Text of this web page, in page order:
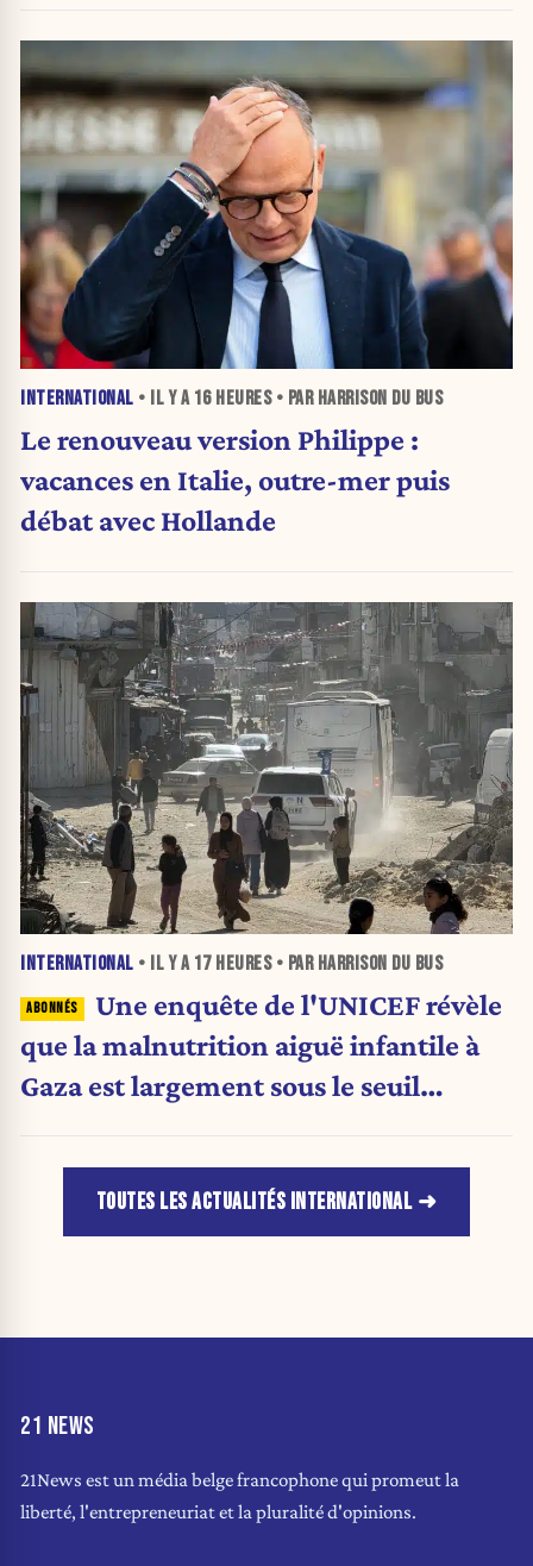
INTERNATIONAL • IL Y A 16 HEURES• PAR HARRISON DU BUS
Le renouveau version Philippe :
vacances en Italie, outre-mer puis
débat avec Hollande
INTERNATIONAL • IL Y A 17 HEURES• PAR HARRISON DU BUS
Une enquête de l'UNICEF révèle
que la malnutrition aiguë infantile à
Gaza est largement sous le seuil
TOUTES LES ACTUALITÉS INTERNATIONAL
21 NEWS
21News est un média belge francophone qui promeut la
liberté, l'entrepreneuriat et la pluralité d'opinions.